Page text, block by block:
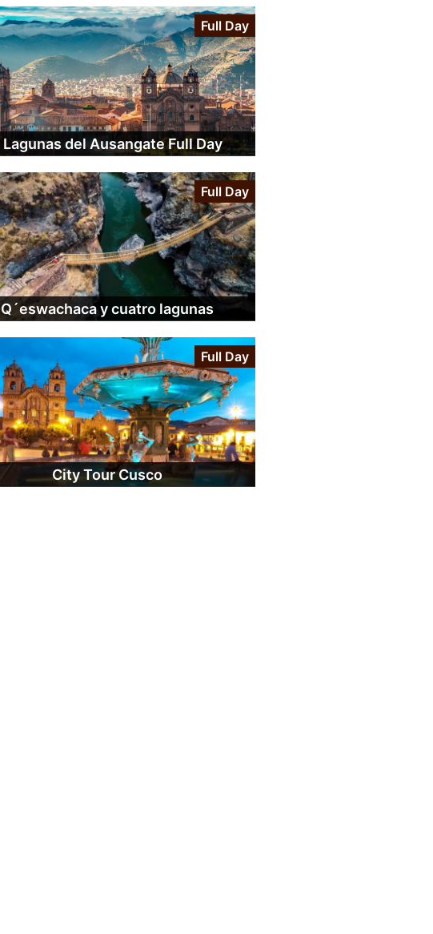
Lagunas del Ausangate Full Day
Full Day
Q´eswachaca y cuatro lagunas
Full Day
City Tour Cusco
Full Day